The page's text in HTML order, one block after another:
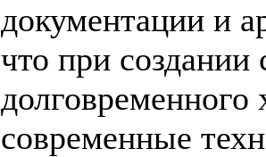
документации и
что при создании
долговременного
современные